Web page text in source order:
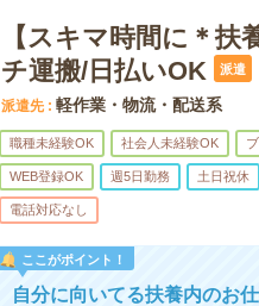
【スキマ時間に＊
チ運搬/日払いOK
派遣
派遣先 軽作業・物流・配送系
職種未経験OK 社会人未経験OK
WEB登録OK 週5日勤務 土日祝休
電話対応なし
ここがポイント！
自分に向いてる扶養内のお